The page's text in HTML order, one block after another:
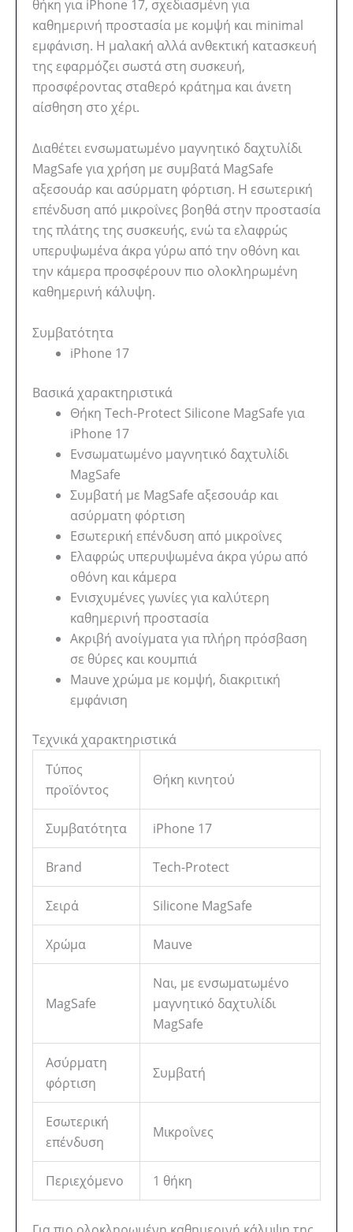
θήκη για iPhone 17, σχεδιασμένη για
καθημερινή προστασία με κομψή και minimal
εμφάνιση. Η μαλακή αλλά ανθεκτική κατασκευή
της εφαρμόζει σωστά στη συσκευή,
προσφέροντας σταθερό κράτημα και άνετη
αίσθηση στο χέρι.
Διαθέτει ενσωματωμένο μαγνητικό δαχτυλίδι
MagSafe για χρήση με συμβατά MagSafe
αξεσουάρ και ασύρματη φόρτιση. Η εσωτερική
επένδυση από μικροΐνες βοηθά στην προστασία
της πλάτης της συσκευής, ενώ τα ελαφρώς
υπερυψωμένα άκρα γύρω από την οθόνη και
την κάμερα προσφέρουν πιο ολοκληρωμένη
καθημερινή κάλυψη.
Συμβατότητα
iPhone 17
Βασικά χαρακτηριστικά
Θήκη Tech-Protect Silicone MagSafe για
iPhone 17
Ενσωματωμένο μαγνητικό δαχτυλίδι
MagSafe
Συμβατή με MagSafe αξεσουάρ και
ασύρματη φόρτιση
Εσωτερική επένδυση από μικροΐνες
Ελαφρώς υπερυψωμένα άκρα γύρω από
οθόνη και κάμερα
Ενισχυμένες γωνίες για καλύτερη
καθημερινή προστασία
Ακριβή ανοίγματα για πλήρη πρόσβαση
σε θύρες και κουμπιά
Mauve χρώμα με κομψή, διακριτική
εμφάνιση
Τεχνικά χαρακτηριστικά
Τύπος
προϊόντος
Θήκη κινητού
Συμβατότητα iPhone 17
Brand Tech-Protect
Σειρά Silicone MagSafe
Χρώμα Mauve
MagSafe
Ναι, με ενσωματωμένο
μαγνητικό δαχτυλίδι
MagSafe
Ασύρματη
φόρτιση
Συμβατή
Εσωτερική
επένδυση
Μικροΐνες
Περιεχόμενο 1 θήκη